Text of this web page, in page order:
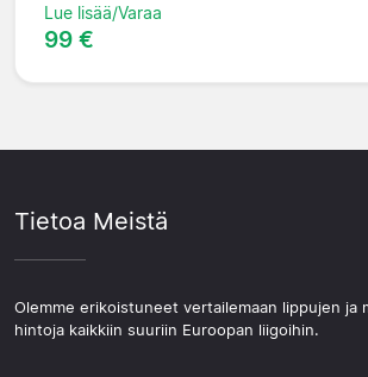
Lue lisää/Varaa
99 €
Tietoa Meistä
Olemme erikoistuneet vertailemaan lippujen ja
hintoja kaikkiin suuriin Euroopan liigoihin.